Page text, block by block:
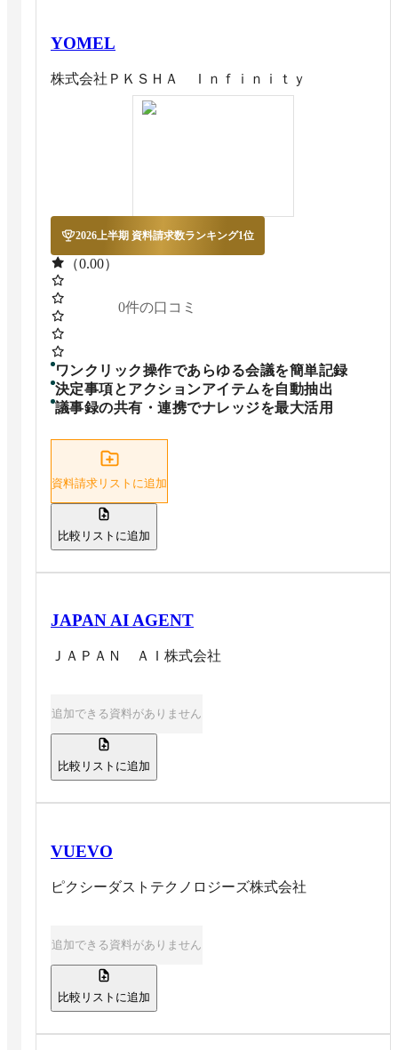
YOMEL
株式会社ＰＫＳＨＡ Ｉｎｆｉｎｉｔｙ
2026上半期 資料請求数ランキング1位
（0.00）
0件の口コミ
ワンクリック操作であらゆる会議を簡単記録
決定事項とアクションアイテムを自動抽出
議事録の共有・連携でナレッジを最大活用
資料請求リストに追加
比較リストに追加
JAPAN AI AGENT
ＪＡＰＡＮ ＡＩ株式会社
追加できる資料がありません
比較リストに追加
VUEVO
ピクシーダストテクノロジーズ株式会社
追加できる資料がありません
比較リストに追加